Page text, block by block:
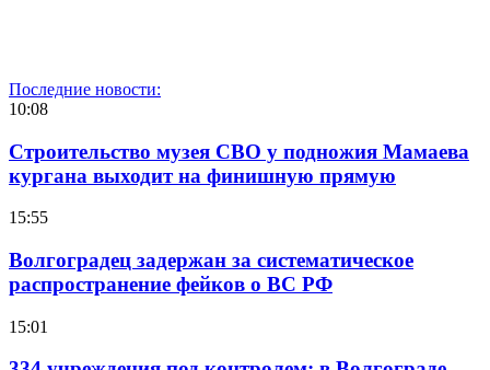
Последние новости:
10:08
Строительство музея СВО у подножия Мамаева
кургана выходит на финишную прямую
15:55
Волгоградец задержан за систематическое
распространение фейков о ВС РФ
15:01